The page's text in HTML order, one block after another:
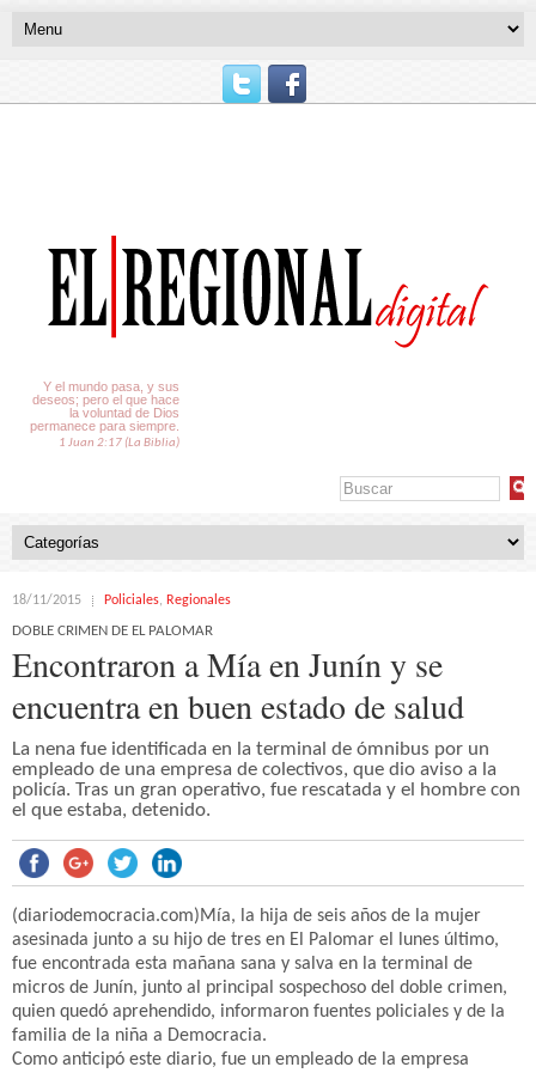
Y el mundo pasa, y sus
deseos; pero el que hace
la voluntad de Dios
permanece para siempre.
1 Juan 2:17 (La Biblia)
18/11/2015 Policiales, Regionales
DOBLE CRIMEN DE EL PALOMAR
Encontraron a Mía en Junín y se
encuentra en buen estado de salud
La nena fue identificada en la terminal de ómnibus por un
empleado de una empresa de colectivos, que dio aviso a la
policía. Tras un gran operativo, fue rescatada y el hombre con
el que estaba, detenido.
(diariodemocracia.com)Mía, la hija de seis años de la mujer
asesinada junto a su hijo de tres en El Palomar el lunes último,
fue encontrada esta mañana sana y salva en la terminal de
micros de Junín, junto al principal sospechoso del doble crimen,
quien quedó aprehendido, informaron fuentes policiales y de la
familia de la niña a Democracia.
Como anticipó este diario, fue un empleado de la empresa